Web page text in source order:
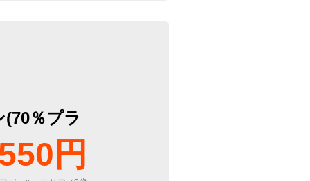
％プラ
円